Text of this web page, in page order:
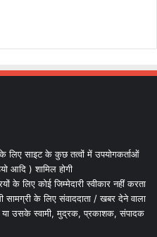
लिए साइट के कुछ तत्वों में उपयोगकर्ताओं
आदि ) शामिल होगी
लिए कोई जिम्मेदारी स्वीकार नहीं करता
के लिए संवाददाता / खबर देने वाला
या उसके स्वामी, मुद्रक, प्रकाशक, संपादक